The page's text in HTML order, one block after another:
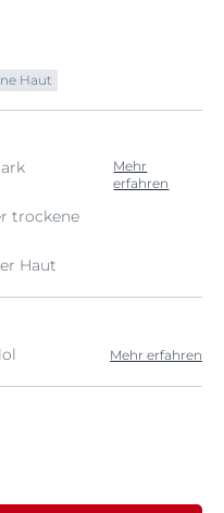
Haut
trockene
Haut
Mehr
erfahren
Mehr erfahren